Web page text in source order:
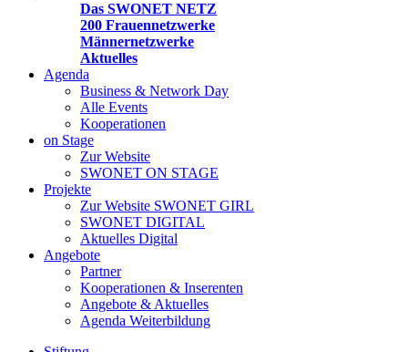
Das SWONET NETZ
200 Frauen­netzwerke
Männernetzwerke
Aktuelles
Agenda
Business & Network Day
Alle Events
Kooperationen
on Stage
Zur Website
SWONET ON STAGE
Projekte
Zur Website SWONET GIRL
SWONET DIGITAL
Aktuelles Digital
Angebote
Partner
Kooperationen & Inserenten
Angebote & Aktuelles
Agenda Weiterbildung